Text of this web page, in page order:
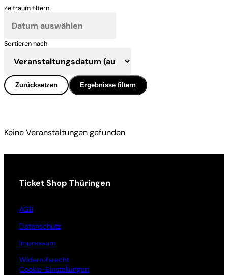
Zeitraum filtern
Sortieren nach
Zurücksetzen Ergebnisse filtern
Keine Veranstaltungen gefunden
Ticket Shop Thüringen
AGB
Datenschutz
Impressum
Widerrufsrecht
Cookie-Einstellungen